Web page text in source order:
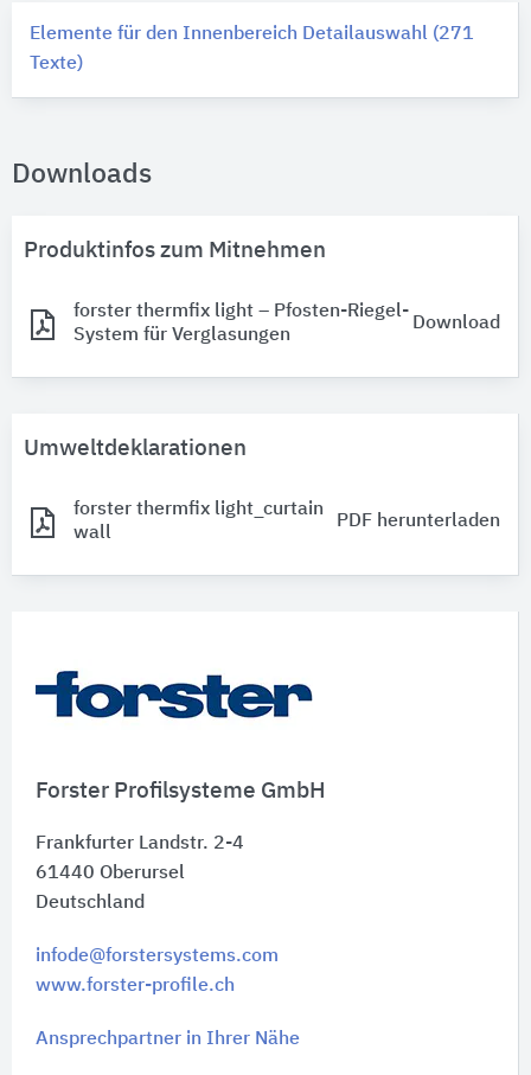
Forster Profilsysteme GmbH
Frankfurter Landstr. 2-4
61440 Oberursel
Deutschland
infode@forstersystems.com
www.forster-profile.ch
Ansprechpartner in Ihrer Nähe
Elemente für den Innenbereich Detailauswahl (271
Texte)
Downloads
Produktinfos zum Mitnehmen
forster thermfix light – Pfosten-Riegel-
System für Verglasungen
Download
Umweltdeklarationen
forster thermfix light_curtain
wall
PDF herunterladen